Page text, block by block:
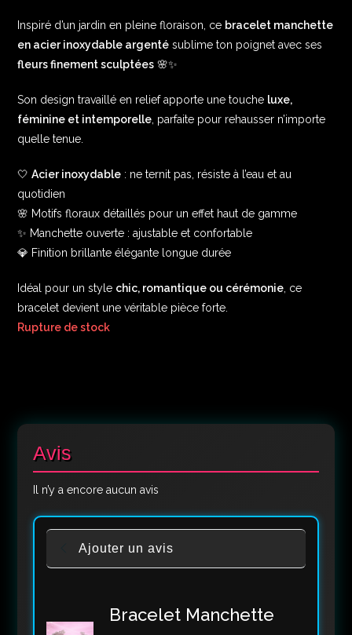
Inspiré d’un jardin en pleine floraison, ce bracelet manchette
en acier inoxydable argenté sublime ton poignet avec ses
fleurs finement sculptées 🌸✨
Son design travaillé en relief apporte une touche luxe,
féminine et intemporelle , parfaite pour rehausser n’importe
quelle tenue.
🤍Acier inoxydable : ne ternit pas, résiste à l’eau et au
quotidien
🌸 Motifs floraux détaillés pour un effet haut de gamme
✨ Manchette ouverte : ajustable et confortable
💎 Finition brillante élégante longue durée
Idéal pour un style chic, romantique ou cérémonie , ce
bracelet devient une véritable pièce forte.
Rupture de stock
Avis
Il n’y a encore aucun avis
Ajouter un avis
Bracelet Manchette